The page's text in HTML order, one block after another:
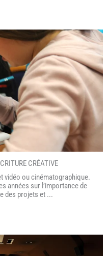
CRÉATIVE
vidéo ou cinématographique.
années sur l’importance de
des projets et ...